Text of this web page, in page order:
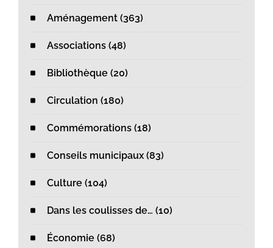
Aménagement (363)
Associations (48)
Bibliothèque (20)
Circulation (180)
Commémorations (18)
Conseils municipaux (83)
Culture (104)
Dans les coulisses de… (10)
Économie (68)